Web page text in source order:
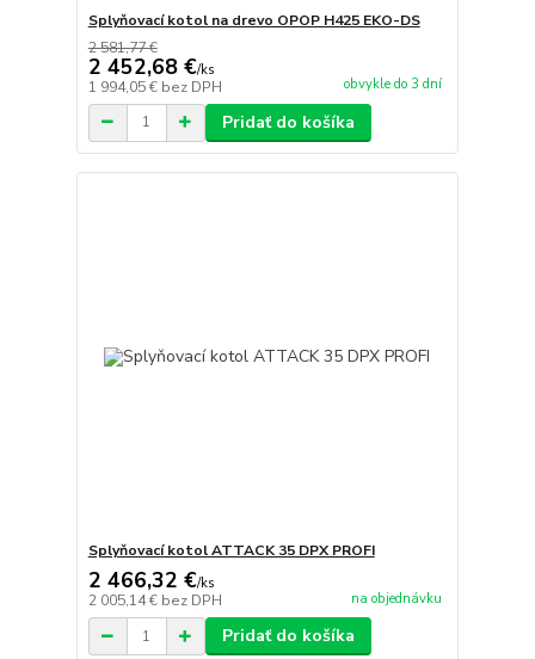
Splyňovací kotol na drevo OPOP H425 EKO-DS
2 581,77 €
2 452,68 €/ks
1 994,05 € bez DPH obvykle do 3 dní
Pridať do košíka
Splyňovací kotol ATTACK 35 DPX PROFI
2 466,32 €/ks
2 005,14 € bez DPH na objednávku
Pridať do košíka